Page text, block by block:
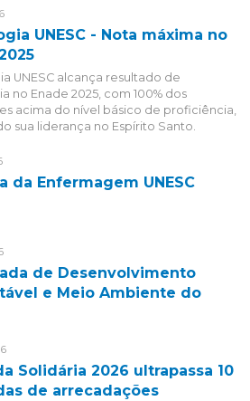
UNESC - Nota máxima no
UNESC alcança resultado de
no Enade 2025, com 100% dos
acima do nível básico de proficiência,
sua liderança no Espírito Santo.
da Enfermagem UNESC
de Desenvolvimento
e Meio Ambiente do
Solidária 2026 ultrapassa 10
de arrecadações